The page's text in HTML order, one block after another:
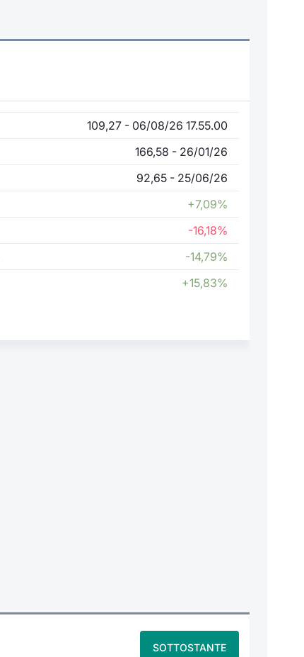
109,27 - 06/08/26 17.55.00
166,58 - 26/01/26
92,65 - 25/06/26
+7,09%
-16,18%
-14,79%
+15,83%
SOTTOSTANTE